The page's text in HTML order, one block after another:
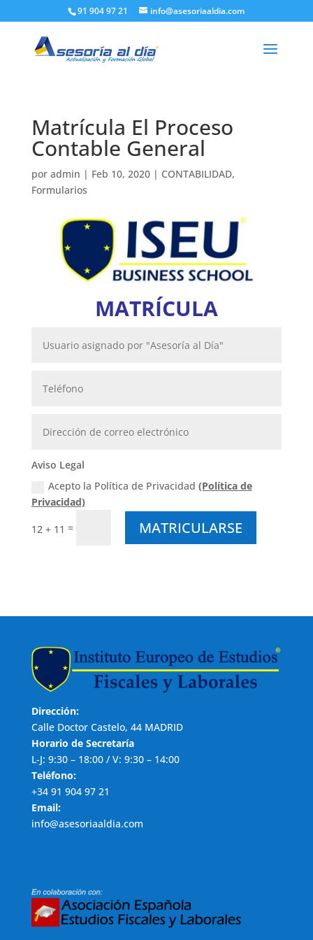
91 904 97 21 info@asesoriaaldia.com
Matrícula El Proceso
Contable General
por admin | Feb 10, 2020| CONTABILIDAD,
Formularios
MATRÍCULA
Aviso Legal
Acepto la Política de Privacidad (Política de
Privacidad)
12 + 11 = MATRICULARSE
Dirección:
Calle Doctor Castelo, 44 MADRID
Horario de Secretaría
L-J: 9:30 – 18:00 / V: 9:30 – 14:00
Teléfono:
+34 91 904 97 21
Email:
info@asesoriaaldia.com